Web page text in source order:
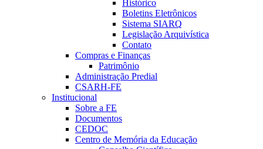
Histórico
Boletins Eletrônicos
Sistema SIARQ
Legislação Arquivística
Contato
Compras e Finanças
Patrimônio
Administração Predial
CSARH-FE
Institucional
Sobre a FE
Documentos
CEDOC
Centro de Memória da Educação